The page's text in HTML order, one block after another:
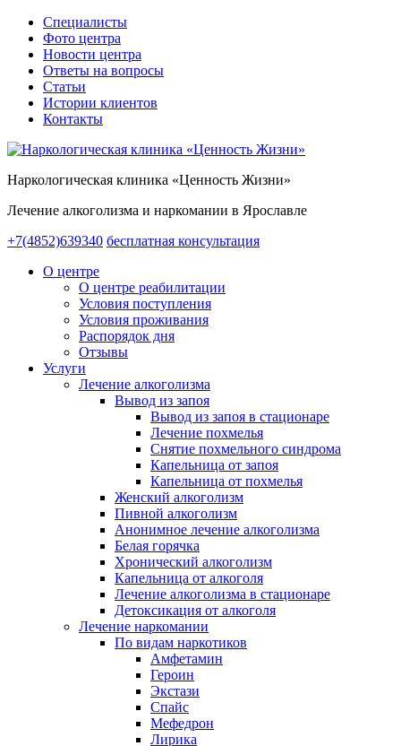
Специалисты
Фото центра
Новости центра
Ответы на вопросы
Статьи
Истории клиентов
Контакты
Наркологическая клиника «Ценность Жизни»
Лечение алкоголизма и наркомании в Ярославле
+7(4852)639340 бесплатная консультация
О центре
О центре реабилитации
Условия поступления
Условия проживания
Распорядок дня
Отзывы
Услуги
Лечение алкоголизма
Вывод из запоя
Вывод из запоя в стационаре
Лечение похмелья
Снятие похмельного синдрома
Капельница от запоя
Капельница от похмелья
Женский алкоголизм
Пивной алкоголизм
Анонимное лечение алкоголизма
Белая горячка
Хронический алкоголизм
Капельница от алкоголя
Лечение алкоголизма в стационаре
Детоксикация от алкоголя
Лечение наркомании
По видам наркотиков
Амфетамин
Героин
Экстази
Спайс
Мефедрон
Лирика